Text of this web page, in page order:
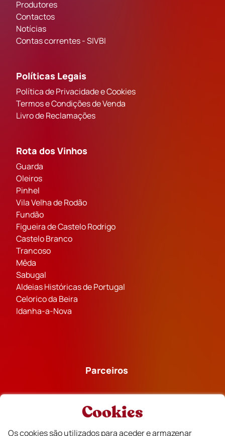
Produtores
Contactos
Notícias
Contas correntes - SIVBI
Políticas Legais
Política de Privacidade e Cookies
Termos e Condições de Venda
Livro de Reclamações
Rota dos Vinhos
Guarda
Oleiros
Pinhel
Vila Velha de Rodão
Fundão
Figueira de Castelo Rodrigo
Castelo Branco
Trancoso
Mêda
Sabugal
Aldeias Históricas de Portugal
Celorico da Beira
Idanha-a-Nova
Parceiros
Cookies
Os cookies são utilizados para aceder e armazenar